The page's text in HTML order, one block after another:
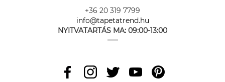
+36 20 319 7799
info@tapetatrend.hu
NYITVATARTÁS MA: 09:00-13:00